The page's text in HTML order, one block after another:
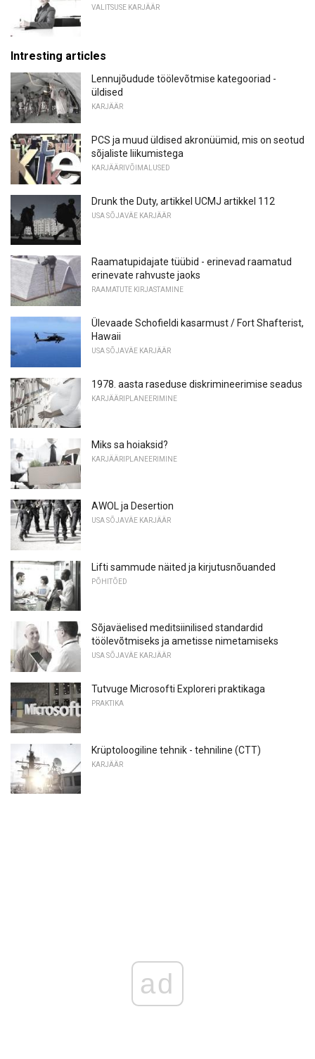
VALITSUSE KARJÄÄR
Intresting articles
Lennujõudude töölevõtmise kategooriad -
üldised
KARJÄÄR
PCS ja muud üldised akronüümid, mis on seotud
sõjaliste liikumistega
KARJÄÄRIVÕIMALUSED
Drunk the Duty, artikkel UCMJ artikkel 112
USA SÕJAVÄE KARJÄÄR
Raamatupidajate tüübid - erinevad raamatud
erinevate rahvuste jaoks
RAAMATUTE KIRJASTAMINE
Ülevaade Schofieldi kasarmust / Fort Shafterist,
Hawaii
USA SÕJAVÄE KARJÄÄR
1978. aasta raseduse diskrimineerimise seadus
KARJÄÄRIPLANEERIMINE
Miks sa hoiaksid?
KARJÄÄRIPLANEERIMINE
AWOL ja Desertion
USA SÕJAVÄE KARJÄÄR
Lifti sammude näited ja kirjutusnõuanded
PÕHITÕED
Sõjaväelised meditsiinilised standardid
töölevõtmiseks ja ametisse nimetamiseks
USA SÕJAVÄE KARJÄÄR
Tutvuge Microsofti Exploreri praktikaga
PRAKTIKA
Krüptoloogiline tehnik - tehniline (CTT)
KARJÄÄR
ad